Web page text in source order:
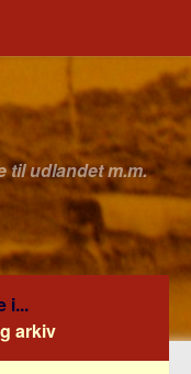
til udlandet m.m.
i...
arkiv